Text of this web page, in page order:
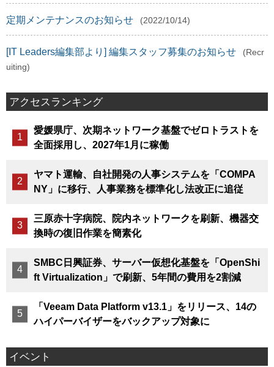
定期メンテナンスのお知らせ (2022/10/14)
[IT Leaders編集部より] 編集スタッフ募集のお知らせ
(Recr
uiting)
アクセスランキング
愛媛県庁、次期ネットワーク基盤でゼロトラストを
全面採用し、2027年1月に稼働
ヤマト運輸、自社開発の人事システムを「COMPA
NY」に移行、人事業務を標準化し法改正に追従
三原赤十字病院、院内ネットワークを刷新、機器交
換時の復旧作業を簡素化
SMBC日興証券、サーバー仮想化基盤を「OpenShi
ft Virtualization」で刷新、5年間の費用を2割減
「Veeam Data Platform v13.1」をリリース、14の
ハイパーバイザーをバックアップ対象に
イベント